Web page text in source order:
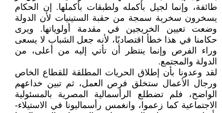
طائفة، وإنما لجيل بأكمله ولطبقات بأكملها. إن الحكام
يسخرون سخرية سمجة من حقبة الستينيات لأن الدولة
وضعت تعيين الخريجين في مقدمة أولوياتها. ويرى
حكامنا في هذا خطأ اقتصاديًا، لأنه جعل الشباب لا يسعى
وراء الفرص وإنما ينتظر أن تأتي إليه من أعلى، من
الدولة والمجتمع.
لقد وعدونا بأن إطلاق الحريات المطلقة للقطاع الخاص
ورجال الأعمال ستخلق فرص العمل، ثم تبين خداعهم
الواضح، فلم تضطلع الرأسمالية المصرية بالمسئولية
الاجتماعية كما زعموا، وانغمس رأسماليونا في الاستيلاء-